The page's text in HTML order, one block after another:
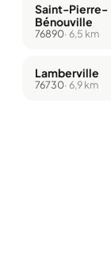
Saint-Pierre-
Bénouville
76890· 6,5 km
Lamberville
76730· 6,9 km